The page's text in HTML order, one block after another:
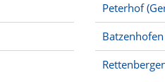
Peterhof